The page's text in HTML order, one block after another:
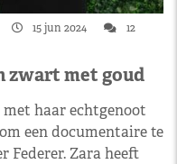
15 jun 2024
12
zwart met goud
haar echtgenoot
een documentaire te
Federer. Zara heeft